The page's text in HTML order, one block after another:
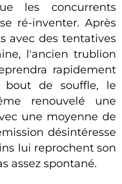
les concurrents
ré-inventer. Après
avec des tentatives
l'ancien trublion
rapidement
de souffle, le
renouvelé une
une moyenne de
désintéresse
lui reprochent son
assez spontané.